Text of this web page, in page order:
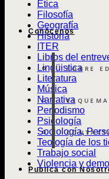
Conócenos
SOBRE
Publica con
Ética
Filosofía
Geografía
Historia
ITER
Libros del
Lingüistica
Literatura
Música
Narrativa
Periodismo
Psicología
Sociología,
Teología de los
Trabajo social
Violencia y